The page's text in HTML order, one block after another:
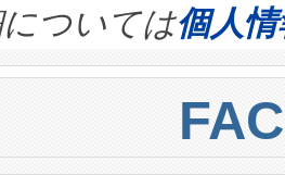
for AI
ensure battery
は、ai&のAI
統合、試運転、
モードでは、
検出でき、これ
600メートルに
10％のターゲッ
ついては個人